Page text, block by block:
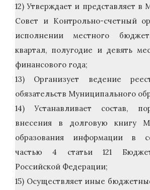
12) Утверждает и представляет
Совет и Контрольно-счетный
исполнении местного
квартал, полугодие и девять
финансового года;
13) Организует ведение
обязательств Муниципального
14) Устанавливает состав,
внесения в долговую книгу
образования информации в
частью 4 статьи 121
Российской Федерации;
15) Осуществляет иные